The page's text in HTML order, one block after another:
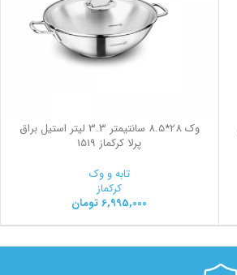
وک 28*8.5 سانتیمتر 3.3 لیتر استیل براق
پرلا کرکماز 1519
تابه و وک
کرکماز
6,995,000 تومان